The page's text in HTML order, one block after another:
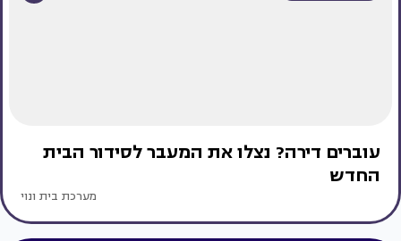
עוברים דירה? נצלו את המעבר לסידור הבית
החדש
מערכת בית ונוי